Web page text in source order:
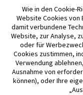
Impressum
Cookie Richtlinie
Mitteilung zur
Copyright © 2026 Abbott.
Wie in den Cookie-
Website Cookies
damit verbundene
Website, zur Analyse,
oder für
Cookies zustimmen,
Verwendung
Ausnahme von
können), oder Ihre